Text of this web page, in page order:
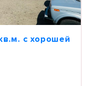
с хорошей